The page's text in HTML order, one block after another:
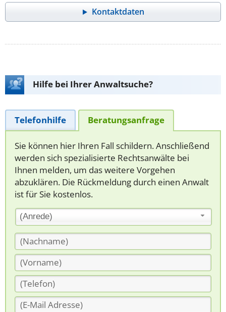
Kontaktdaten
Hilfe bei Ihrer Anwaltsuche?
Telefonhilfe Beratungsanfrage
Sie können hier Ihren Fall schildern. Anschließend
werden sich spezialisierte Rechtsanwälte bei
Ihnen melden, um das weitere Vorgehen
abzuklären. Die Rückmeldung durch einen Anwalt
ist für Sie kostenlos.
(Anrede)